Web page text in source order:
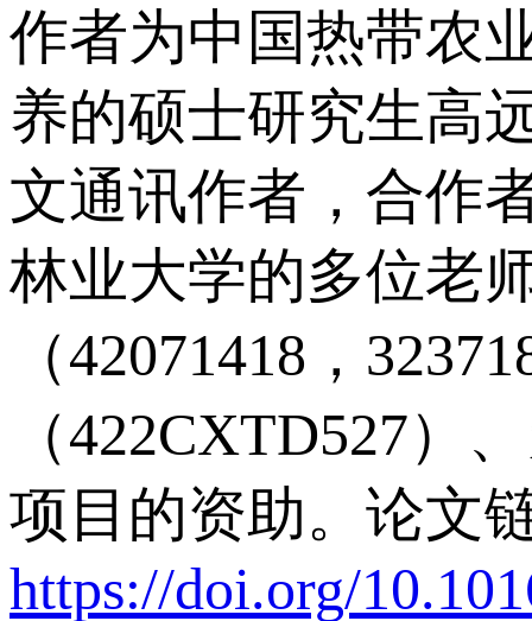
作者为中国热带农
养的硕士研究生高
文通讯作者，合作
林业大学的多位老
（42071418，
（422CXTD527）
项目的资助。论文
https://doi.org/